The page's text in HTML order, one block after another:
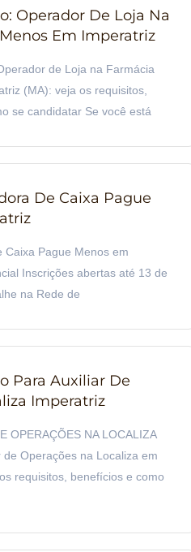
Operador De Loja Na
Em Imperatriz
de Loja na Farmácia
(MA): veja os requisitos,
se candidatar Se você está
De Caixa Pague
Caixa Pague Menos em
Inscrições abertas até 13 de
na Rede de
Para Auxiliar De
Imperatriz
OPERAÇÕES NA LOCALIZA
de Operações na Localiza em
requisitos, benefícios e como